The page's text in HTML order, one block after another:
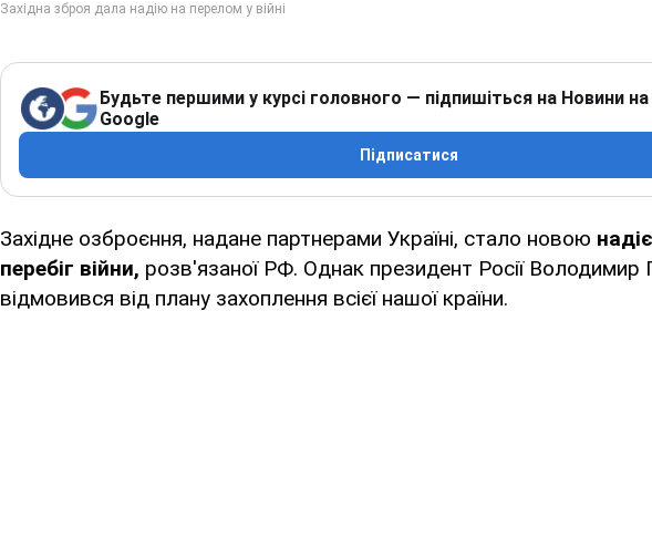
Будьте першими у курсі головного — підпишіться на Новини на
Google
Підписатися
Західне озброєння, надане партнерами Україні, стало новою
перебіг війни, розв'язаної РФ. Однак президент Росії Володимир
відмовився від плану захоплення всієї нашої країни.